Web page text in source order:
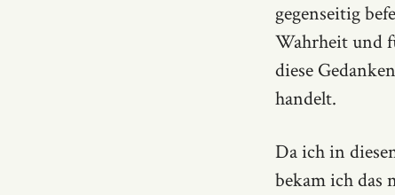
gegenseitig
Wahrheit und
diese
handelt.
Da ich in
bekam ich das